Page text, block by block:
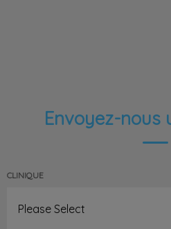
Envoyez-nous
CLINIQUE